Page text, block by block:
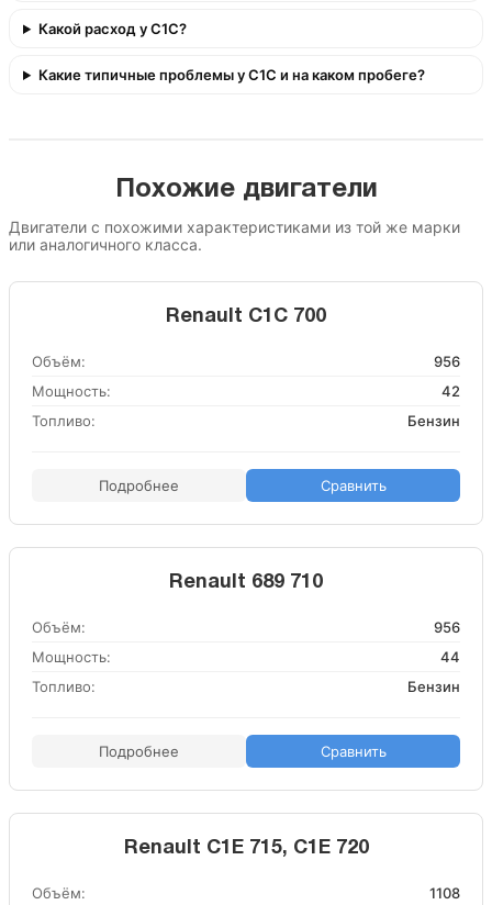
Какой расход у C1C?
Какие типичные проблемы у C1C и на каком пробеге?
Похожие двигатели
Двигатели с похожими характеристиками из той же марки
или аналогичного класса.
Renault C1C 700
Объём:
956
Мощность:
42
Топливо:
Бензин
Подробнее Сравнить
Renault 689 710
Объём:
956
Мощность:
44
Топливо:
Бензин
Подробнее Сравнить
Renault C1E 715, C1E 720
Объём:
1108